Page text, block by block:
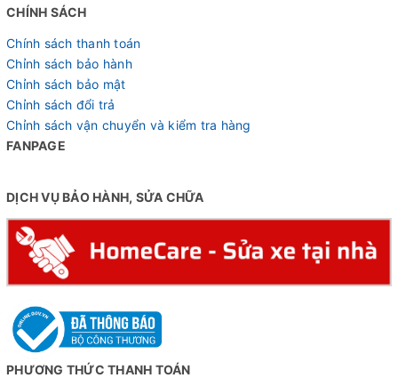
CHÍNH SÁCH
Chính sách thanh toán
Chỉnh sách bảo hành
Chỉnh sách bảo mật
Chỉnh sách đổi trả
Chỉnh sách vận chuyển và kiểm tra hàng
FANPAGE
DỊCH VỤ BẢO HÀNH, SỬA CHỮA
PHƯƠNG THỨC THANH TOÁN